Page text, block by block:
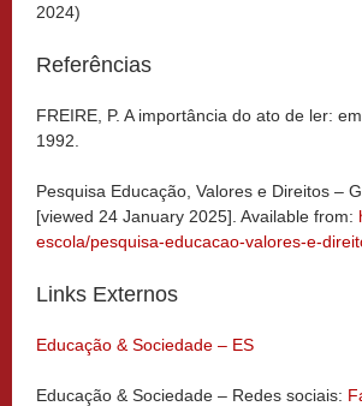
2024)
Referências
FREIRE, P. A importância do ato de ler:
1992.
Pesquisa Educação, Valores e Direitos –
[viewed 24 January 2025]. Available from:
escola/pesquisa-educacao-valores-e-
Links Externos
Educação & Sociedade – ES
Educação & Sociedade – Redes sociais: